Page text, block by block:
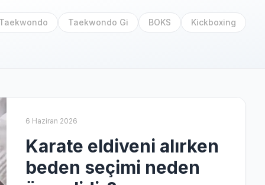
Taekwondo Taekwondo Gi BOKS Kickboxing
6 Haziran 2026
Karate eldiveni alırken
beden seçimi neden